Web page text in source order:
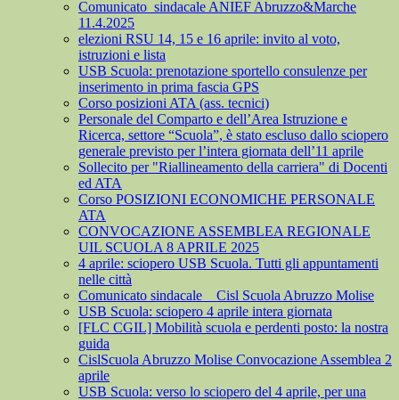
Comunicato_sindacale ANIEF Abruzzo&Marche
11.4.2025
elezioni RSU 14, 15 e 16 aprile: invito al voto,
istruzioni e lista
USB Scuola: prenotazione sportello consulenze per
inserimento in prima fascia GPS
Corso posizioni ATA (ass. tecnici)
Personale del Comparto e dell’Area Istruzione e
Ricerca, settore “Scuola”, è stato escluso dallo sciopero
generale previsto per l’intera giornata dell’11 aprile
Sollecito per "Riallineamento della carriera" di Docenti
ed ATA
Corso POSIZIONI ECONOMICHE PERSONALE
ATA
CONVOCAZIONE ASSEMBLEA REGIONALE
UIL SCUOLA 8 APRILE 2025
4 aprile: sciopero USB Scuola. Tutti gli appuntamenti
nelle città
Comunicato sindacale _ Cisl Scuola Abruzzo Molise
USB Scuola: sciopero 4 aprile intera giornata
[FLC CGIL] Mobilità scuola e perdenti posto: la nostra
guida
CislScuola Abruzzo Molise Convocazione Assemblea 2
aprile
USB Scuola: verso lo sciopero del 4 aprile, per una